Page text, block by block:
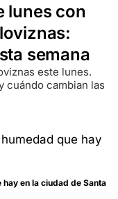
lunes con
semana
este lunes.
cuándo cambian las
en la ciudad de Santa